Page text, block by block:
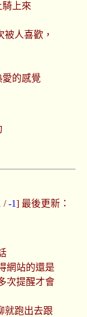
上來
人喜歡，
的感覺
/-1] 最後更新：
網站的還是
次提醒才會
就跑出去跟